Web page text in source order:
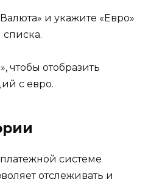
и укажите «Евро»
чтобы отобразить
с евро.
системе
отслеживать и